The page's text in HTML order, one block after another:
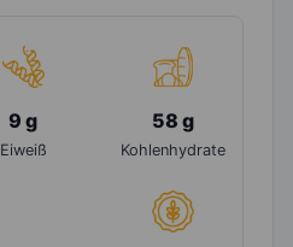
9 g
Eiweiß
58 g
Kohlenhydrate